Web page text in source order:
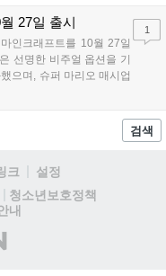
27일 출시
인크래프트를 10월 27일
선명한 비주얼 옵션을 기
으며, 슈퍼 마리오 매시업
가능하며 디지털 업그레
옵션이 제한될 수 있습니
1
검색
크
설정
청소년보호정책
내